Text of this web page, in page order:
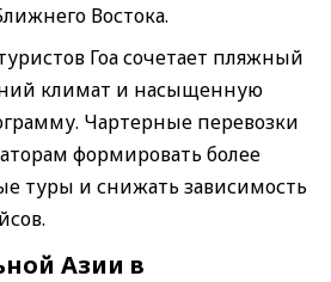
Востока.
Гоа сочетает пляжный
климат и насыщенную
Чартерные перевозки
формировать более
туры и снижать зависимость
Азии в